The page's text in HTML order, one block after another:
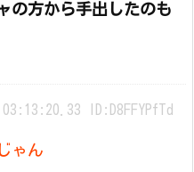
の方から手出したのも
ID:D8FFYPfTd
ゃん